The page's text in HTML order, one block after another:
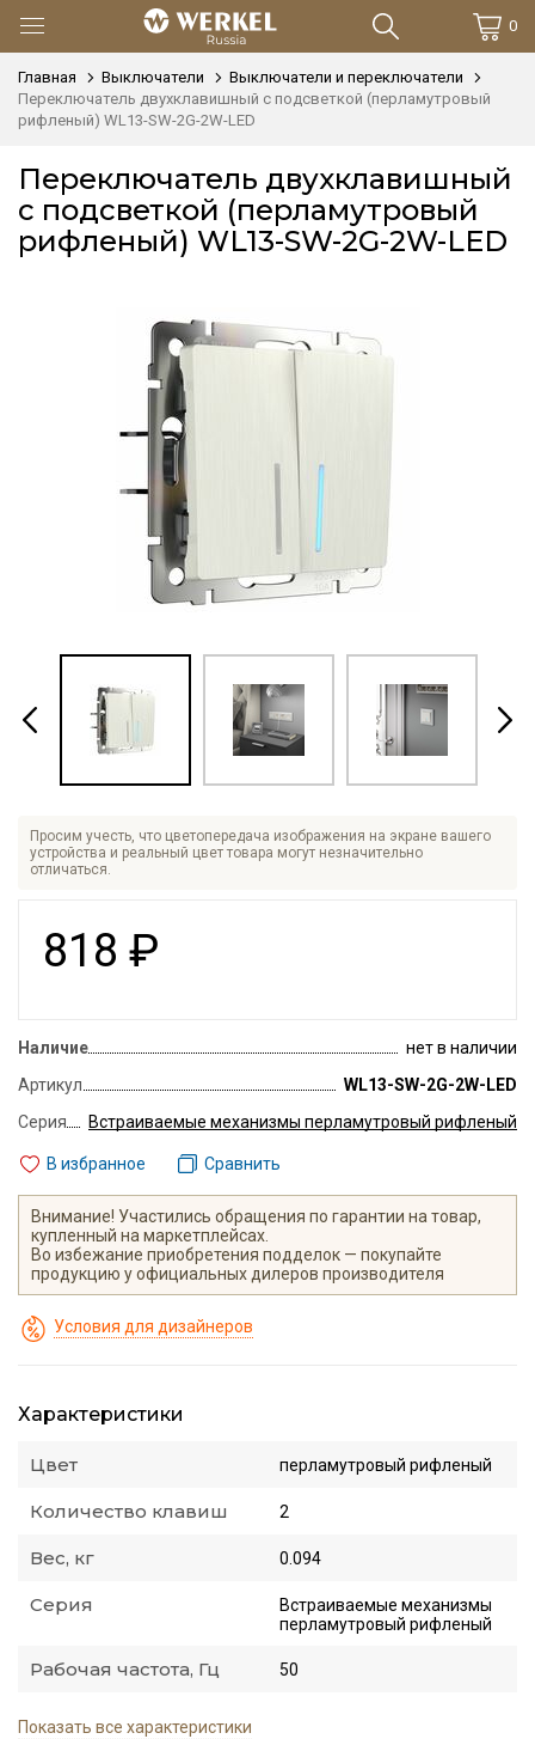
0
Главная Выключатели
Выключатели и переключатели
Переключатель двухклавишный с подсветкой (перламутровый
рифленый) WL13-SW-2G-2W-LED
Переключатель двухклавишный
с подсветкой (перламутровый
рифленый) WL13-SW-2G-2W-LED
Просим учесть, что цветопередача изображения на экране вашего
устройства и реальный цвет товара могут незначительно
отличаться.
818 ₽
Наличие
нет в наличии
Артикул
WL13-SW-2G-2W-LED
Серия
Встраиваемые механизмы перламутровый рифленый
В избранное Сравнить
Внимание! Участились обращения по гарантии на товар,
купленный на маркетплейсах.
Во избежание приобретения подделок — покупайте
продукцию у официальных дилеров производителя
Условия для дизайнеров
Характеристики
Цвет перламутровый рифленый
Количество клавиш 2
Вес, кг 0.094
Серия
Встраиваемые механизмы
перламутровый рифленый
Рабочая частота, Гц 50
Показать все характеристики